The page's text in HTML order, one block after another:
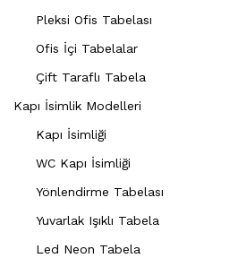
Pleksi Ofis Tabelası
Ofis İçi Tabelalar
Çift Taraflı Tabela
Kapı İsimlik Modelleri
Kapı İsimliği
WC Kapı İsimliği
Yönlendirme Tabelası
Yuvarlak Işıklı Tabela
Led Neon Tabela